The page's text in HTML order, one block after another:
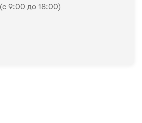
(с 9:00 до 18:00)